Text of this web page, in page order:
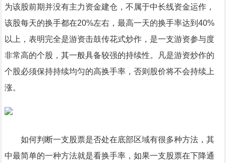
为该股前期并没有主力资金建仓，不属于中长线资金运作，
该股每天的换手都在20%左右，最高一天的换手率达到40%
以上，表明完全是游资击鼓传花式炒作，是一支游资参与度
非常高的个股，其一般具备较强的持续性。凡是游资炒作的
个股必须保持持续均匀的高换手率，否则股价将不会持续上
涨。
如何判断一支股票是否处在底部区域有很多种方法，其
中最简单的一种方法就是看换手率，如果一支股票在下降通